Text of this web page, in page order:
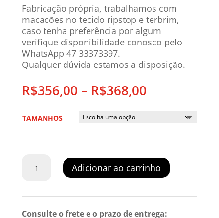
Fabricação própria, trabalhamos com
macacões no tecido ripstop e terbrim,
caso tenha preferência por algum
verifique disponibilidade conosco pelo
WhatsApp 47 33373397.
Qualquer dúvida estamos a disposição.
R$356,00 – R$368,00
TAMANHOS
SAMU
quantidade
Adicionar ao carrinho
Consulte o frete e o prazo de entrega: